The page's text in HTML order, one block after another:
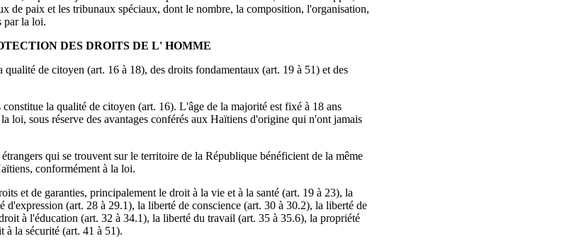
de paix et les tribunaux spéciaux, dont le nombre, la composition, l'organisation,
par la loi.
DES DROITS DE L' HOMME
de citoyen (art. 16 à 18), des droits fondamentaux (art. 19 à 51) et des
la qualité de citoyen (art. 16). L'âge de la majorité est fixé à 18 ans
loi, sous réserve des avantages conférés aux Haïtiens d'origine qui n'ont jamais
qui se trouvent sur le territoire de la République bénéficient de la même
conformément à la loi.
et de garanties, principalement le droit à la vie et à la santé (art. 19 à 23), la
(art. 28 à 29.1), la liberté de conscience (art. 30 à 30.2), la liberté de
à l'éducation (art. 32 à 34.1), la liberté du travail (art. 35 à 35.6), la propriété
la sécurité (art. 41 à 51).